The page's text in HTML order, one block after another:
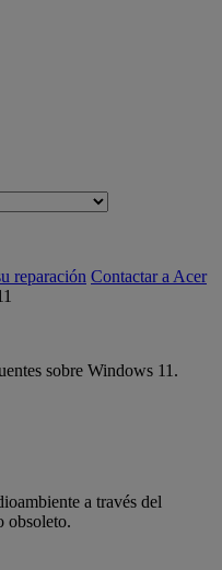
reparación Contactar a Acer
sobre Windows 11.
a través del
obsoleto.